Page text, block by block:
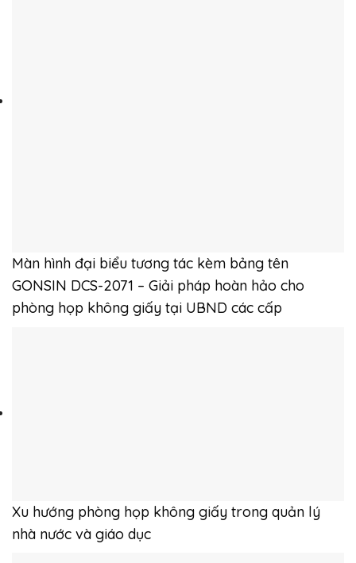
Màn hình đại biểu tương tác kèm bảng tên
GONSIN DCS-2071 – Giải pháp hoàn hảo cho
phòng họp không giấy tại UBND các cấp
Xu hướng phòng họp không giấy trong quản lý
nhà nước và giáo dục